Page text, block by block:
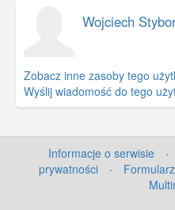
Wojciech
Zobacz inne zasoby tego
Wyślij wiadomość do tego
Informacje o serwisie ·
prywatności
·